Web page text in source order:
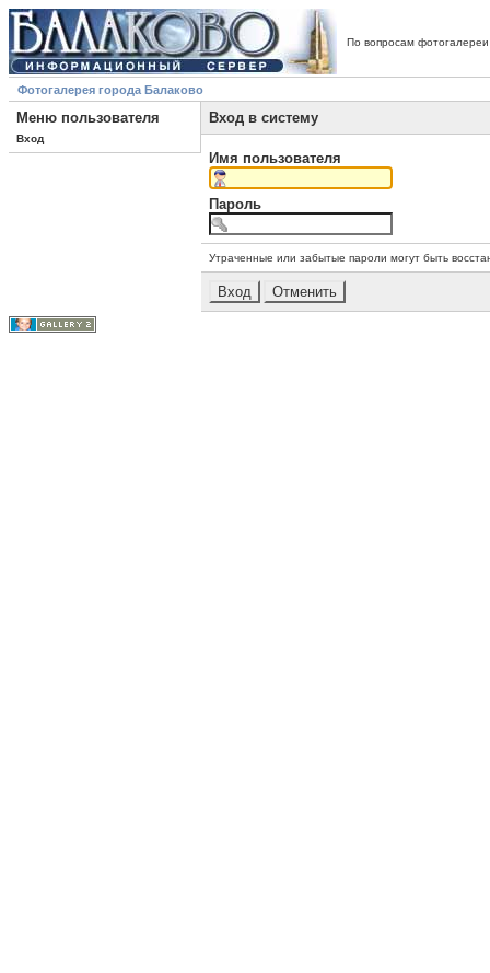
По вопросам
Фотогалерея города Балаково
Меню пользователя
Вход
Вход в систему
Имя пользователя
Пароль
Утраченные или забытые пароли могут быть